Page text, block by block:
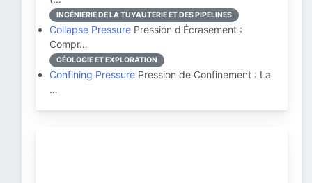
INGÉNIERIE DE LA TUYAUTERIE ET DES PIPELINES
Collapse Pressure Pression d'Écrasement :
Compr…
GÉOLOGIE ET EXPLORATION
Confining Pressure Pression de Confinement : La
…